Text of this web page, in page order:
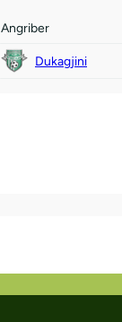
Angriber
Dukagjini